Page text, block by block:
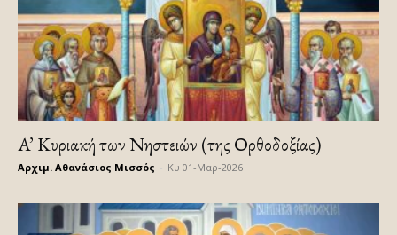
A’ Κυριακή των Νηστειών (της Ορθοδοξίας)
Αρχιμ. Αθανάσιος Μισσός Κυ 01-Μαρ-2026